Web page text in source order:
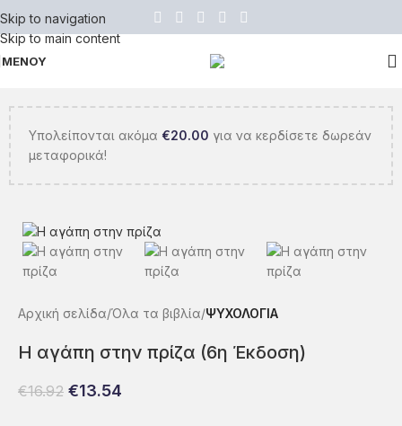
Skip to navigation
Skip to main content
ΜΕΝΟΥ
Υπολείπονται ακόμα €20.00 για να κερδίσετε δωρεάν
μεταφορικά!
Αρχική σελίδα Όλα τα βιβλία ΨΥΧΟΛΟΓΙΑ
Η αγάπη στην πρίζα (6η Έκδοση)
€16.92 €13.54